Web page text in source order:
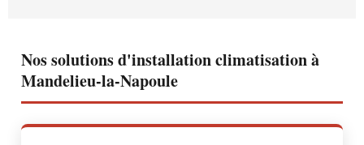
Nos solutions d'installation climatisation à
Mandelieu-la-Napoule